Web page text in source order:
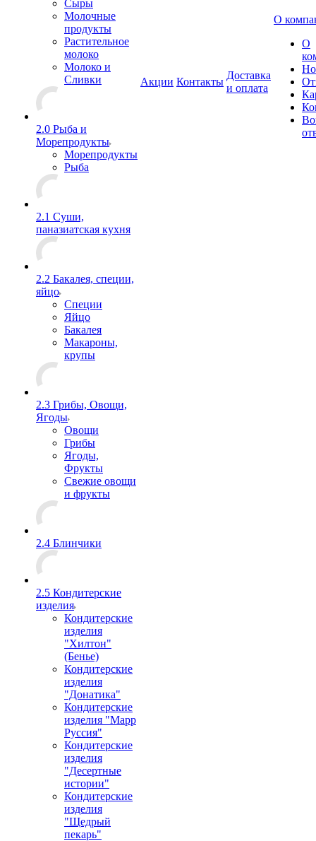
Сыры
Молочные
продукты
Растительное
молоко
Молоко и
Сливки
2.0 Рыба и
Морепродукты
Морепродукты
Рыба
2.1 Суши,
паназиатская кухня
2.2 Бакалея, специи,
яйцо
Специи
Яйцо
Бакалея
Макароны,
крупы
2.3 Грибы, Овощи,
Ягоды
Овощи
Грибы
Ягоды,
Фрукты
Свежие овощи
и фрукты
2.4 Блинчики
2.5 Кондитерские
изделия
Кондитерские
изделия
"Хилтон"
(Бенье)
Кондитерские
изделия
"Донатика"
Кондитерские
изделия "Марр
Руссия"
Кондитерские
изделия
"Десертные
истории"
Кондитерские
изделия
"Щедрый
пекарь"
Акции Контакты
Доставка
и оплата
О
О